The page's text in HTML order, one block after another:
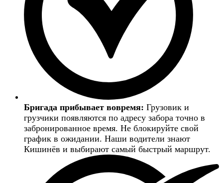
Бригада прибывает вовремя: Грузовик и
грузчики появляются по адресу забора точно в
забронированное время. Не блокируйте свой
график в ожидании. Наши водители знают
Кишинёв и выбирают самый быстрый маршрут.